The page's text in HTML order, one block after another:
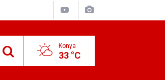
Konya
33 °C